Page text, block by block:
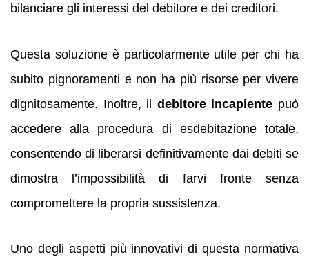
bilanciare gli interessi del debitore e dei creditori.
Questa soluzione è particolarmente utile per chi ha
subito pignoramenti e non ha più risorse per vivere
dignitosamente. Inoltre, il debitore incapiente può
accedere alla procedura di esdebitazione totale,
consentendo di liberarsi definitivamente dai debiti se
dimostra l’impossibilità di farvi fronte senza
compromettere la propria sussistenza.
Uno degli aspetti più innovativi di questa normativa